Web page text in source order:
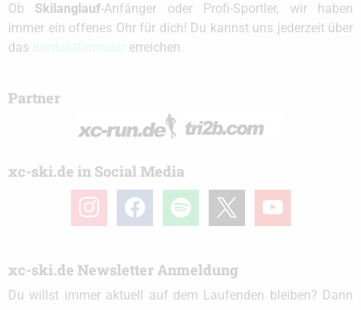
Ob Skilanglauf-Anfänger oder Profi-Sportler, wir haben
immer ein offenes Ohr für dich! Du kannst uns jederzeit über
das
erreichen.
Partner
xc-ski.de in Social Media
instagramfacebook spotify youtube
xc-ski.de Newsletter Anmeldung
Du willst immer aktuell auf dem Laufenden bleiben? Dann